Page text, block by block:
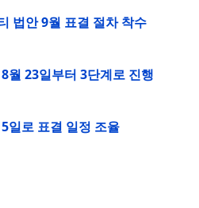
법안 9월 표결 절차 착수
월 23일부터 3단계로 진행
일로 표결 일정 조율